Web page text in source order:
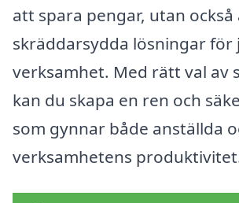
att spara pengar, utan också
skräddarsydda lösningar för
verksamhet. Med rätt val av
kan du skapa en ren och
som gynnar både anställda
verksamhetens